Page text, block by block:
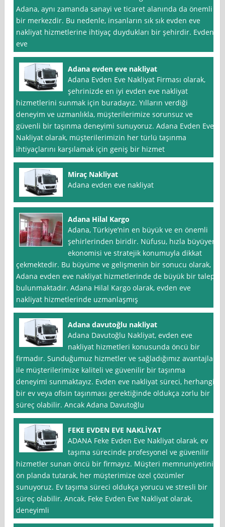
Adana, aynı zamanda sanayi ve ticaret alanında da önemli
bir merkezdir. Bu nedenle, insanların sık sık evden eve
nakliyat hizmetlerine ihtiyaç duydukları bir şehirdir. Evden
eve
Adana evden eve nakliyat
Adana Evden Eve Nakliyat Firması olarak,
şehrinizde en iyi evden eve nakliyat
hizmetlerini sunmak için buradayız. Yılların verdiği
deneyim ve uzmanlıkla, müşterilerimize sorunsuz ve
güvenli bir taşınma deneyimi sunuyoruz. Adana Evden Eve
Nakliyat olarak, müşterilerimizin her türlü taşınma
ihtiyaçlarını karşılamak için geniş bir hizmet
Miraç Nakliyat
Adana evden eve nakliyat
Adana Hilal Kargo
Adana, Türkiye’nin en büyük ve en önemli
şehirlerinden biridir. Nüfusu, hızla büyüyen
ekonomisi ve stratejik konumuyla dikkat
çekmektedir. Bu büyüme ve gelişmenin bir sonucu olarak,
Adana evden eve nakliyat hizmetlerinde de büyük bir talep
bulunmaktadır. Adana Hilal Kargo olarak, evden eve
nakliyat hizmetlerinde uzmanlaşmış
Adana davutoğlu nakliyat
Adana Davutoğlu Nakliyat, evden eve
nakliyat hizmetleri konusunda öncü bir
firmadır. Sunduğumuz hizmetler ve sağladığımız avantajlar
ile müşterilerimize kaliteli ve güvenilir bir taşınma
deneyimi sunmaktayız. Evden eve nakliyat süreci, herhangi
bir ev veya ofisin taşınması gerektiğinde oldukça zorlu bir
süreç olabilir. Ancak Adana Davutoğlu
FEKE EVDEN EVE NAKLİYAT
ADANA Feke Evden Eve Nakliyat olarak, ev
taşıma sürecinde profesyonel ve güvenilir
hizmetler sunan öncü bir firmayız. Müşteri memnuniyetini
ön planda tutarak, her müşterimize özel çözümler
sunuyoruz. Ev taşıma süreci oldukça yorucu ve stresli bir
süreç olabilir. Ancak, Feke Evden Eve Nakliyat olarak,
deneyimli